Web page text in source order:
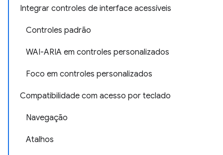
Integrar controles de interface acessíveis
Controles padrão
WAI-ARIA em controles personalizados
Foco em controles personalizados
Compatibilidade com acesso por teclado
Navegação
Atalhos